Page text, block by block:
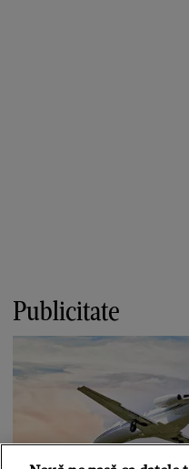
Publicitate